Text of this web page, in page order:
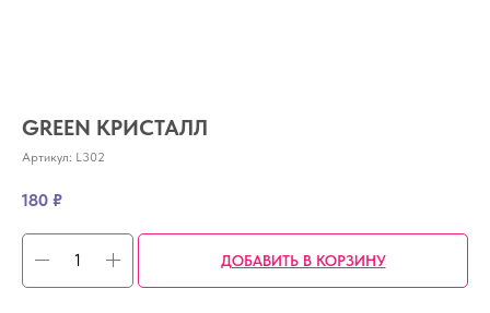
GREEN КРИСТАЛЛ
Артикул: L302
180 ₽
ДОБАВИТЬ В КОРЗИНУ